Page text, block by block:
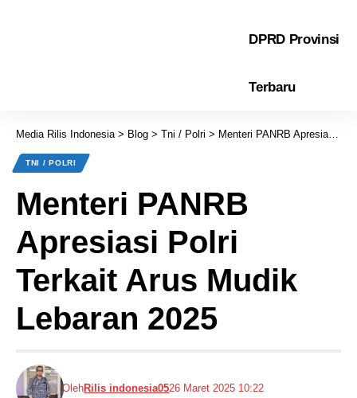
DPRD Provinsi
Terbaru
Media Rilis Indonesia> Blog > Tni / Polri > Menteri PANRB Apresiasi Polri Terkait Arus Mudik Lebaran 2025
TNI / POLRI
Menteri PANRB
Apresiasi Polri
Terkait Arus Mudik
Lebaran 2025
OlehRilis indonesia0526 Maret 2025 10:22